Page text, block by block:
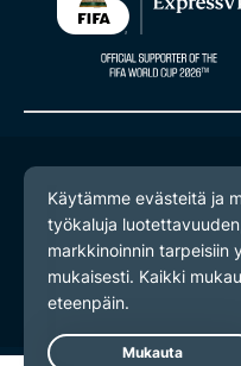
© 2026 ExpressVPN.
Yksityisyyskäytäntö
Palveluehdot
Evästeasetukset